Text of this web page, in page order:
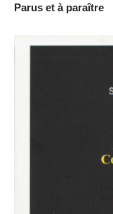
Parus et à paraître